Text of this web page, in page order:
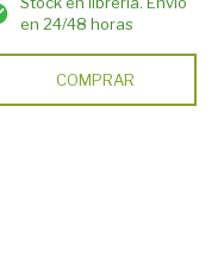
en 24/48 horas
COMPRAR